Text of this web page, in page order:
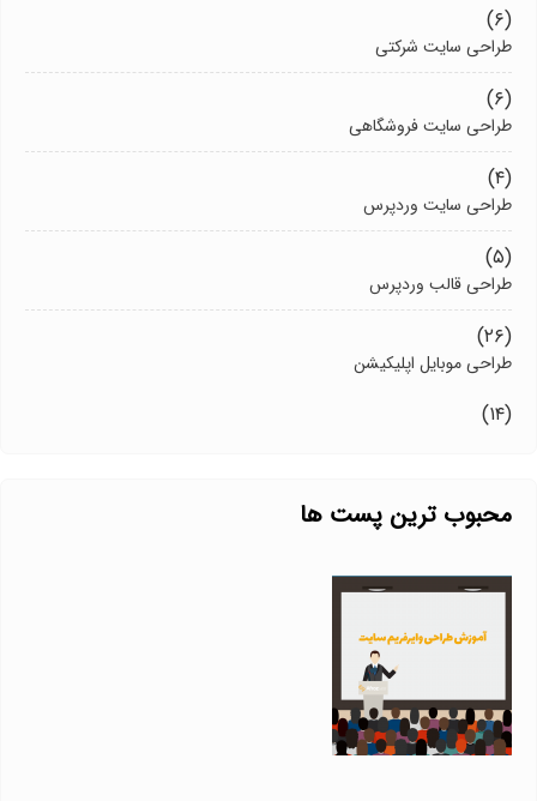
(۶)
طراحی سایت شرکتی
(۶)
طراحی سایت فروشگاهی
(۴)
طراحی سایت وردپرس
(۵)
طراحی قالب وردپرس
(۲۶)
طراحی موبایل اپلیکیشن
(۱۴)
محبوب ترین پست ها